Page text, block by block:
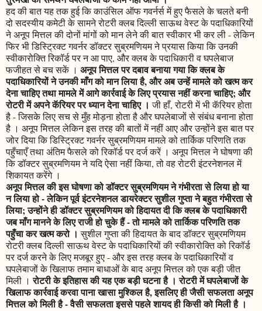
हद की बात यह तक हुई कि काउंसिल ऑफ गवर्नर्स में हुए फैसले के चलते बनी
दो सदस्यीय कमेटी के सामने रोटरी क्लब दिल्ली साऊथ वेस्ट के पदाधिकारियों
ने अनूप मित्तल की दोनों मांगों को मान लेने की बात स्वीकार भी कर ली - लेकिन
फिर भी डिस्ट्रिक्ट गवर्नर डॉक्टर सुब्रमणियम ने प्रयास किया कि उनकी
स्वीकारोक्ति रिकॉर्ड पर न आ पाए, और क्लब के पदाधिकारी व घपलेबाज
फजीहत से बच सकें । अनूप मित्तल पर दबाव बनाया गया कि क्लब के
पदाधिकारियों ने उनकी माँग को मान लिया है, और अब उन्हें मामले को खत्म कर
देना चाहिए तथा मामले में आगे कार्रवाई के लिए प्रयास नहीं करना चाहिए; और
रोटरी में अपने कॅरियर पर ध्यान देना चाहिए । जी हाँ, रोटरी में भी कॅरियर होता
है - जिसके लिए सच से मुँह मोड़ना होता है और घपलेबाजों से संबंध बनाना होता
है । अनूप मित्तल लेकिन इस तरह की बातों में नहीं आए और उन्होंने इस बात पर
जोर दिया कि डिस्ट्रिक्ट गवर्नर सुब्रमणियम मामले को तार्किक परिणति तक
पहुँचाएँ तथा अंतिम फैसले को रिकॉर्ड पर दर्ज करें । अनूप मित्तल ने घोषणा की
कि डॉक्टर सुब्रमणियम ने यदि ऐसा नहीं किया, तो वह रोटरी इंटरनेशनल में
शिकायत करेंगे ।
अनूप मित्तल की इस घोषणा को डॉक्टर सुब्रमणियम ने गंभीरता से लिया हो या
न लिया हो - लेकिन पूर्व इंटरनेशनल डायरेक्टर सुशील गुप्ता ने बहुत गंभीरता से
लिया; उन्होंने ही डॉक्टर सुब्रमणियम को हिदायत दी कि क्लब के पदाधिकारी
जब माँग मानने के लिए राजी हो चुके हैं - तो मामले को तार्किक परिणति तक
पहुँचा कर खत्म करो ।सुशील गुप्ता की हिदायत के बाद डॉक्टर सुब्रमणियम
रोटरी क्लब दिल्ली साऊथ वेस्ट के पदाधिकारियों की स्वीकारोक्ति को रिकॉर्ड
पर दर्ज करने के लिए मजबूर हुए - और इस तरह क्लब के पदाधिकारियों व
घपलेबाजों के खिलाफ तमाम बाधाओं के बाद अनूप मित्तल को एक बड़ी जीत
मिली ।रोटरी के इतिहास की यह एक बड़ी घटना है । रोटरी में घपलेबाजों के
खिलाफ कार्रवाई करवा पाना खासा मुश्किल है, इसलिए ही जैसी सफलता अनूप
मित्तल को मिली है - वैसी सफलता इससे पहले शायद ही किसी को मिली है ।